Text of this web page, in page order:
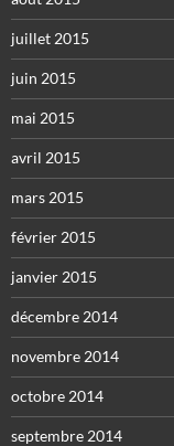
juillet 2015
juin 2015
mai 2015
avril 2015
mars 2015
février 2015
janvier 2015
décembre 2014
novembre 2014
octobre 2014
septembre 2014